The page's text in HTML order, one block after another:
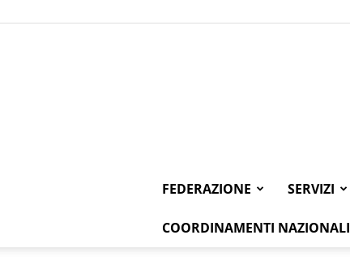
FEDERAZIONE SERVIZI
COORDINAMENTI NAZIONALI